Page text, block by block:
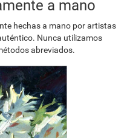
a mano
hechas a mano por artistas
Nunca utilizamos
abreviados.